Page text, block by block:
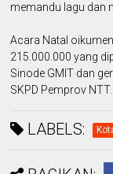
memandu lagu dan
Acara Natal
215.000.000 yang
Sinode GMIT dan
SKPD Pemprov
LABELS: